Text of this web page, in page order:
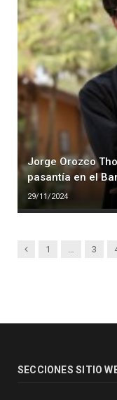
Jorge Orozco
pasantía en el
29/11/2024
Previous
1 … 3
SECCIONES SITIO